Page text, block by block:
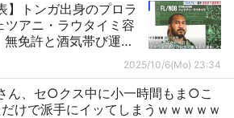
】トンガ出身のプロラ
ツアニ・ラウタイミ容
免許と酒気帯び運転
2025/10/6(Mo) 23:34
ん、セ○クス中に小一時間もま○こ
けで派手にイッてしまうｗｗｗｗｗ